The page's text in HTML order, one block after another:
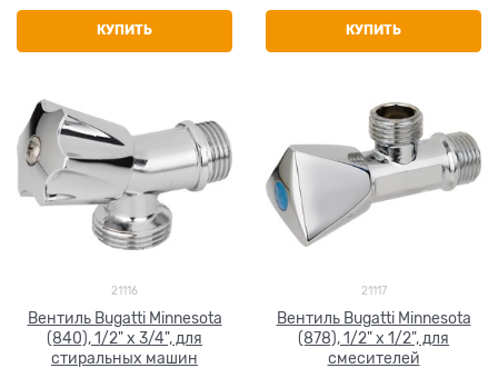
КУПИТЬ КУПИТЬ
21116
Вентиль Bugatti Minnesota
(840), 1/2" х 3/4", для
стиральных машин
21117
Вентиль Bugatti Minnesota
(878), 1/2" х 1/2", для
смесителей